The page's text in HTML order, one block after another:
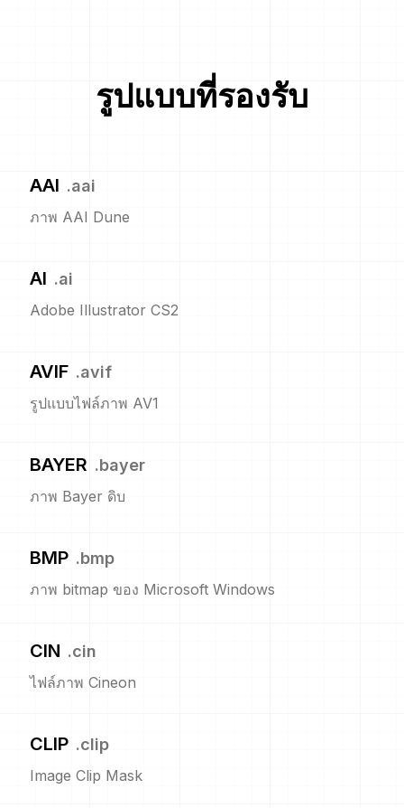
รูปแบบที่รองรับ
AAI .aai
ภาพ AAI Dune
AI .ai
Adobe Illustrator CS2
AVIF .avif
รูปแบบไฟล์ภาพ AV1
BAYER .bayer
ภาพ Bayer ดิบ
BMP .bmp
ภาพ bitmap ของ Microsoft Windows
CIN .cin
ไฟล์ภาพ Cineon
CLIP .clip
Image Clip Mask